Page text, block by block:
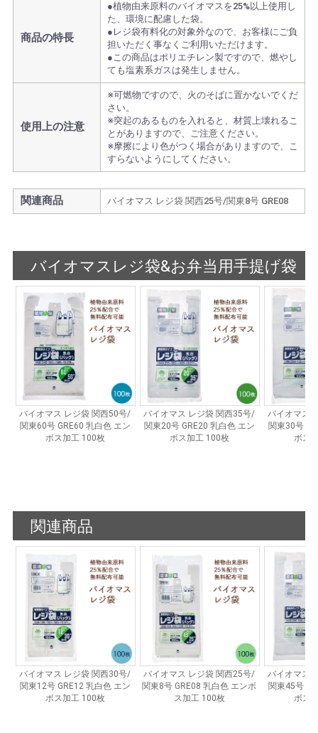
商品の特長
●植物由来原料のバイオマスを25%以上使用し
た、環境に配慮した袋。
●レジ袋有料化の対象外なので、お客様にご負
担いただく事なくご利用いただけます。
●この商品はポリエチレン製ですので、燃やし
ても塩素系ガスは発生しません。
使用上の注意
※可燃物ですので、火のそばに置かないでくだ
さい。
※突起のあるものを入れると、材質上壊れるこ
とがありますので、ご注意ください。
※摩擦により色がつく場合がありますので、こ
すらないようにしてください。
関連商品 バイオマス レジ袋 関西25号/関東8号 GRE08